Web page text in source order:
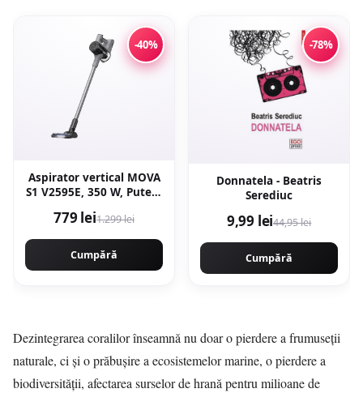
-40%
Aspirator vertical MOVA
S1 V2595E, 350 W, Putere
Recipient 0.5 l, 81 dB,
(Gri)
779 lei1.299 lei
Cumpără
-78%
Donnatela - Beatris
Serediuc
9,99 lei44,95 lei
Cumpără
Dezintegrarea coralilor înseamnă nu doar o pierdere a frumuseții
naturale, ci și o prăbușire a ecosistemelor marine, o pierdere a
biodiversității, afectarea surselor de hrană pentru milioane de